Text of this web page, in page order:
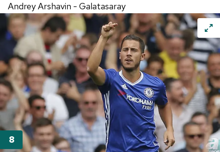
Andrey Arshavin - Galatasaray